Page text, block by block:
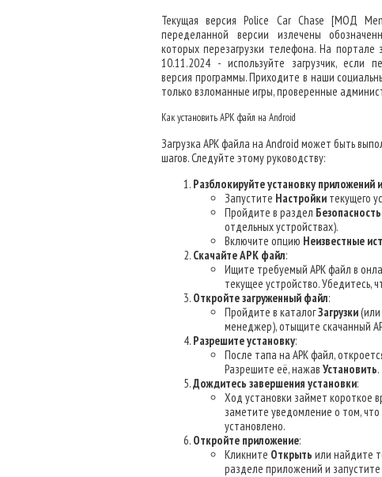
Текущая версия Police Car Chase [МОД
переделанной версии излечены
которых перезагрузки телефона. На портале
10.11.2024 - используйте загрузчик, если
версия программы. Приходите в наши
только взломанные игры, проверенные
Как установить APK файл на Android
Загрузка APK файла на Android может быть
шагов. Следуйте этому руководству:
Разблокируйте установку приложений
Запустите Настройки текущего
Пройдите в раздел Безопасность
отдельных устройствах).
Включите опцию Неизвестные
Скачайте APK файл:
Ищите требуемый APK файл в
текущее устройство. Убедитесь,
Откройте загруженный файл:
Пройдите в каталогЗагрузки
менеджер), отыщите скачанный
Разрешите установку:
После тапа на APK файл,
Разрешите её, нажав Установить.
Дождитесь завершения установки:
Ход установки займет короткое
заметите уведомление о том,
установлено.
Откройте приложение:
Кликните Открыть или найдите
разделе приложений и запустите